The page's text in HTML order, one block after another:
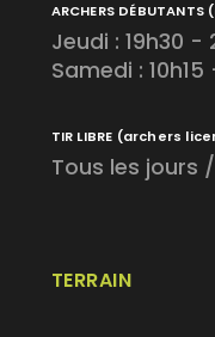
TERRAIN
ARCHERS DÉBUTANTS
Jeudi : 19h30 -
Samedi : 10h15
TIR LIBRE (archers
Tous les jours